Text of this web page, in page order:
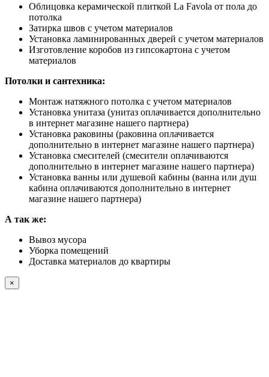
Облицовка керамической плиткой La Favola от пола до
потолка
Затирка швов с учетом материалов
Установка ламинированных дверей с учетом материалов
Изготовление коробов из гипсокартона с учетом
материалов
Потолки и сантехника:
Монтаж натяжного потолка с учетом материалов
Установка унитаза (унитаз оплачивается дополнительно
в интернет магазине нашего партнера)
Установка раковины (раковина оплачивается
дополнительно в интернет магазине нашего партнера)
Установка смесителей (смесители оплачиваются
дополнительно в интернет магазине нашего партнера)
Установка ванны или душевой кабины (ванна или душ
кабина оплачиваются дополнительно в интернет
магазине нашего партнера)
А так же:
Вывоз мусора
Уборка помещений
Доставка материалов до квартиры
×